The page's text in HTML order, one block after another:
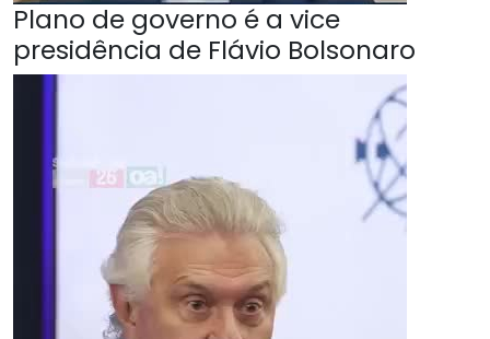
Plano de governo é a vice
presidência de Flávio Bolsonaro